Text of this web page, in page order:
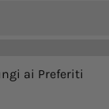
ai Preferiti